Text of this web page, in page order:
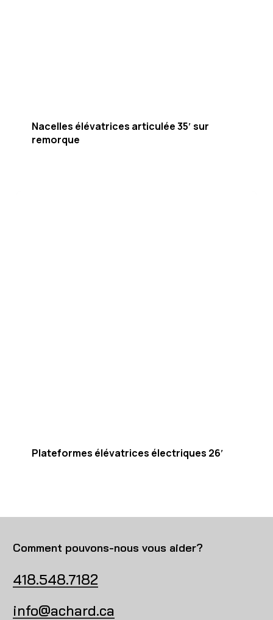
Nacelles élévatrices articulée 35′ sur
remorque
Plateformes élévatrices électriques 26′
Comment pouvons-nous vous aider?
418.548.7182
info@achard.ca